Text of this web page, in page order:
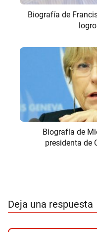
Biografía de
Biografía de
presidenta de
Deja una respuesta